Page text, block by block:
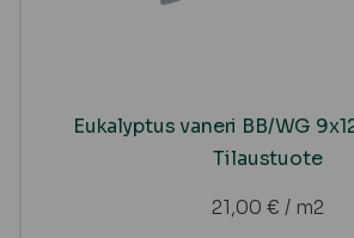
Eukalyptus vaneri BB/WG
Tilaustuote
21,00 € / m2